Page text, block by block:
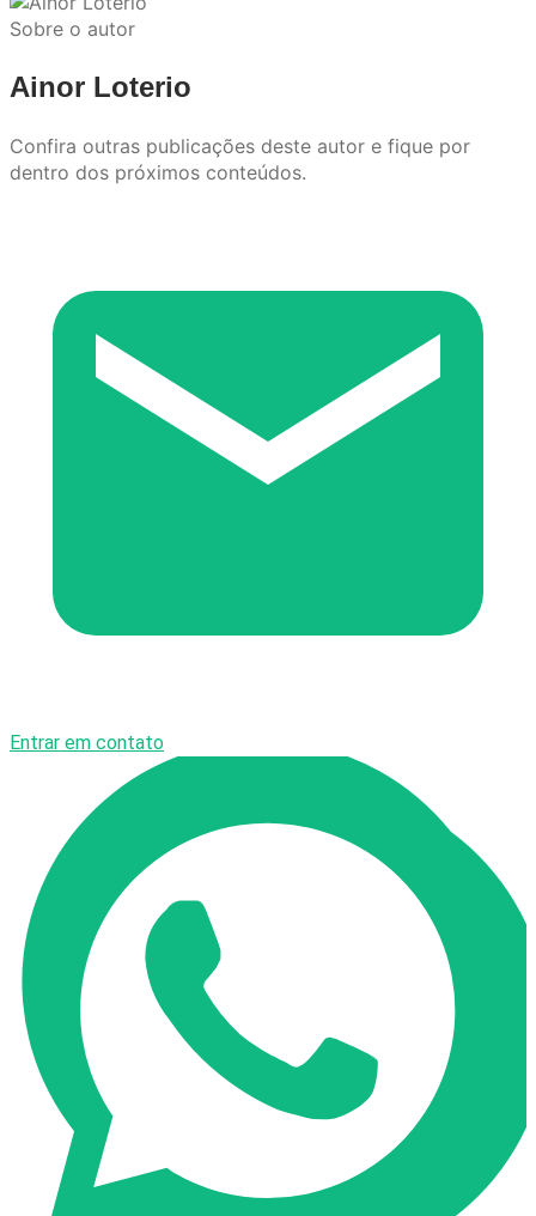
Sobre o autor
Ainor Loterio
Confira outras publicações deste autor e fique por
dentro dos próximos conteúdos.
Entrar em contato